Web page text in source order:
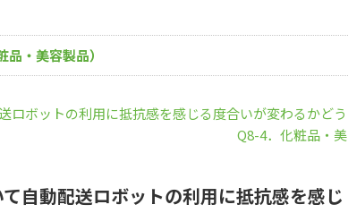
・美容製品）
ロボットの利用に抵抗感を感じる度合いが変わるかどう
さい。 Q8-4．化粧品・美
自動配送ロボットの利用に抵抗感を感じ